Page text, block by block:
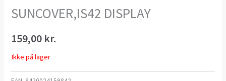
SUNCOVER,IS42 DISPLAY
159,00 kr.
Ikke på lager